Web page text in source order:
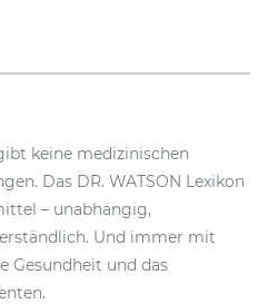
keine medizinischen
Das DR. WATSON Lexikon
– unabhängig,
Und immer mit
Gesundheit und das